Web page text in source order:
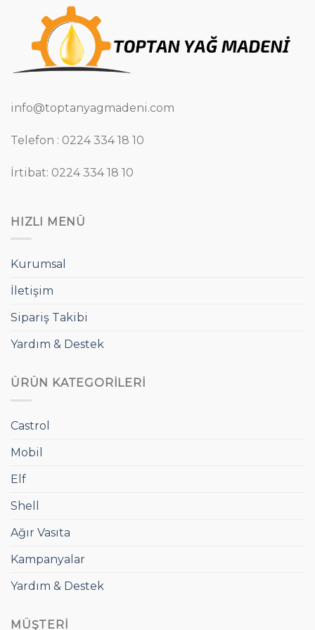
info@toptanyagmadeni.com
Telefon : 0224 334 18 10
İrtibat: 0224 334 18 10
HIZLI MENÜ
Kurumsal
İletişim
Sipariş Takibi
Yardım & Destek
ÜRÜN KATEGORILERI
Castrol
Mobil
Elf
Shell
Ağır Vasıta
Kampanyalar
Yardım & Destek
MÜŞTERI